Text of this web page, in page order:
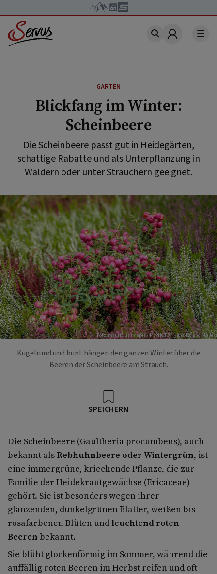
Account
GARTEN
Blickfang im Winter:
Scheinbeere
Die Scheinbeere passt gut in Heidegärten,
schattige Rabatte und als Unterpflanzung in
Wäldern oder unter Sträuchern geeignet.
Foto: mauritius images / McPHOTO / Hans-Roland Müller
Kugelrund und bunt hängen den ganzen Winter über die
Beeren der Scheinbeere am Strauch.
SPEICHERN
Die Scheinbeere (Gaultheria procumbens), auch
bekannt alsRebhuhnbeere oder Wintergrün, ist
eine immergrüne, kriechende Pflanze, die zur
Familie der Heidekrautgewächse (Ericaceae)
gehört. Sie ist besonders wegen ihrer
glänzenden, dunkelgrünen Blätter, weißen bis
rosafarbenen Blüten und leuchtend roten
Beeren bekannt.
Sie blüht glockenförmig im Sommer, während die
auffällig roten Beeren im Herbst reifen und oft